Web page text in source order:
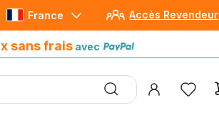
Accès Revendeur
France
sans frais avec
avec Paypal